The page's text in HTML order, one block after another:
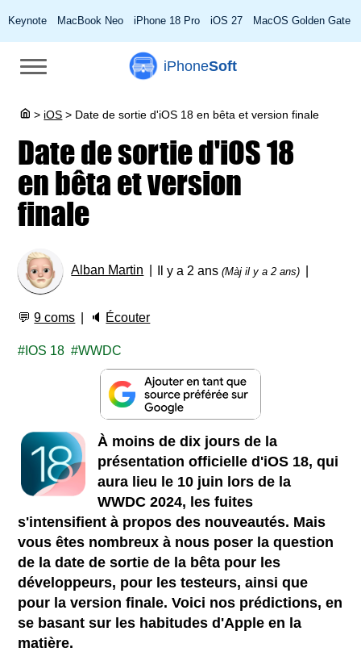
Keynote MacBook Neo iPhone 18 Pro iOS 27 MacOS Golden Gate
iPhoneSoft
> iOS > Date de sortie d'iOS 18 en bêta et version finale
Date de sortie d'iOS 18
en bêta et version
finale
Alban Martin Il y a 2 ans(Màj il y a 2 ans)
💬9 coms 🔈 Écouter
IOS 18 WWDC
À moins de dix jours de la
présentation officielle d'iOS 18, qui
aura lieu le 10 juin lors de la
WWDC 2024, les fuites
s'intensifient à propos des nouveautés. Mais
vous êtes nombreux à nous poser la question
de la date de sortie de la bêta pour les
développeurs, pour les testeurs, ainsi que
pour la version finale. Voici nos prédictions, en
se basant sur les habitudes d'Apple en la
matière.